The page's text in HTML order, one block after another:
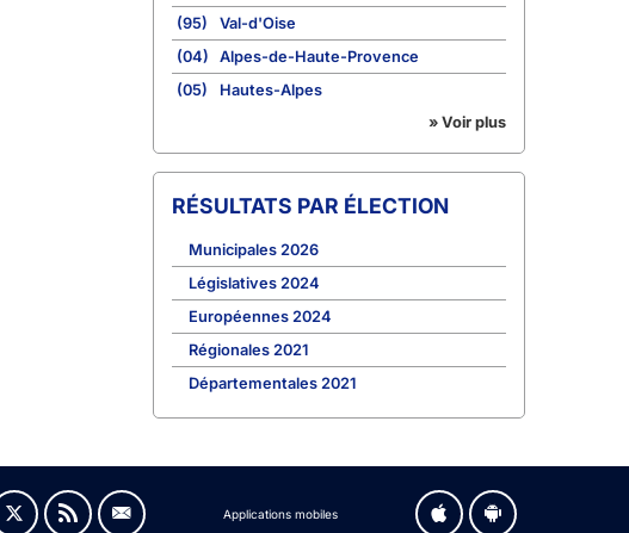
(95)
Val-d'Oise
(04)
Alpes-de-Haute-Provence
(05)
Hautes-Alpes
» Voir plus
RÉSULTATS PAR ÉLECTION
Municipales 2026
Législatives 2024
Européennes 2024
Régionales 2021
Départementales 2021
Applications mobiles